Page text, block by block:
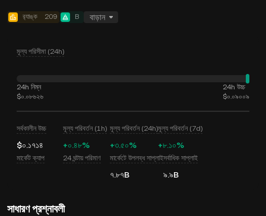
র‍্যাঙ্ক 209 B বাড়ান
মূল্য পরিসীমা (24h)
24h নিম্ন
$০.০৮৬২৬
24h উচ্চ
$০.০৯০০৯
সর্বকালীন উচ্চ
$০.১৭১৪
মূল্য পরিবর্তন (1h)
+০.৪৮%
মূল্য পরিবর্তন (24h)
+৩.৫০%
মূল্য পরিবর্তন (7d)
+৮.১০%
মার্কেট ক্যাপ 24 ঘন্টায় পরিমাণ মার্কেটে উপলব্ধ সাপ্লাই
৭.৮৭B
সর্বাধিক সাপ্লাই
৯.৯B
সাধারণ প্রশ্নাবলী